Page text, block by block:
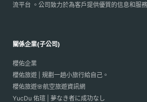
流平台 。公司致力於為客戶提供優質的信息和服務
關係企業(子公司)
櫻佑企業
櫻佑旅遊 | 規劃一趟小旅行給自己。
櫻佑旅遊🌸航空旅遊資訊網
YucDu 佑瑄 | 夢なき者に成功なし